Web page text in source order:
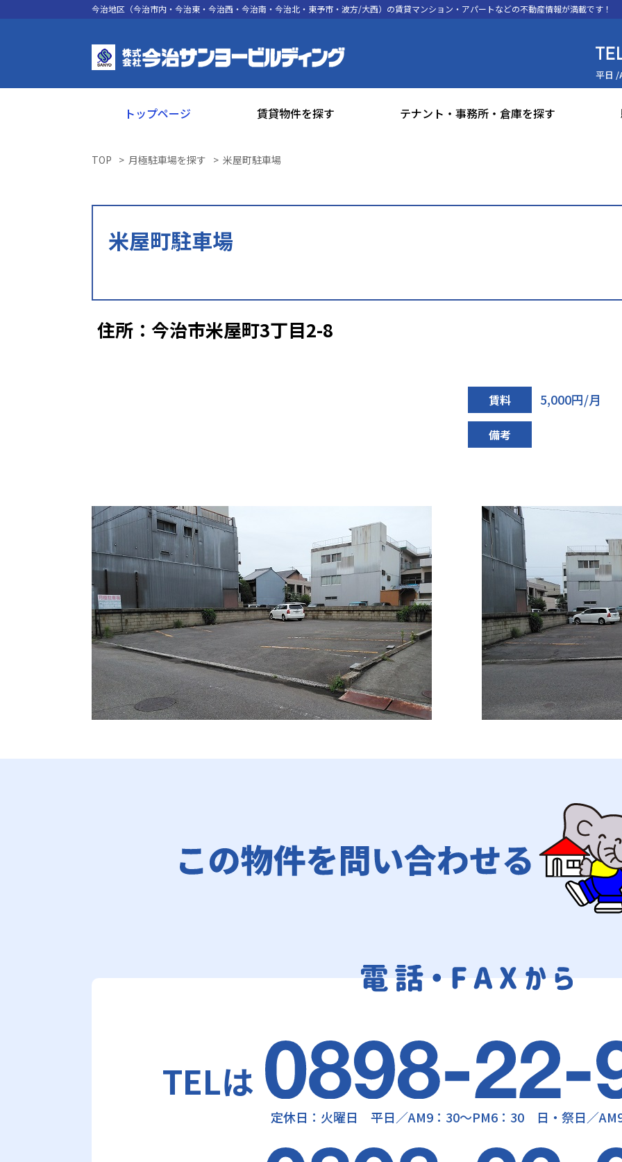
今治地区（今治市内・今治東・今治西・今治南・今治北・東予市・波方/大西）の賃貸マンション・アパートなどの不動産情報が満載です！
平日 /
トップページ 賃貸物件を探す テナント・事務所・倉庫を探す
TOP 月極駐車場を探す 米屋町駐車場
米屋町駐車場
住所： 今治市米屋町3丁目2-8
賃料 5,000円/月
備考
TELは
定休日：火曜日 平日／AM9：30～PM6：30 日・祭日／